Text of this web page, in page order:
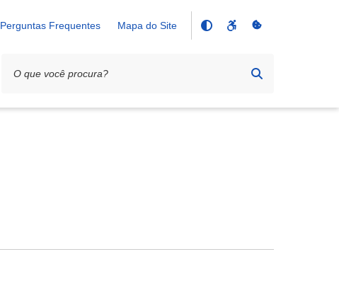
Perguntas Frequentes Mapa do Site